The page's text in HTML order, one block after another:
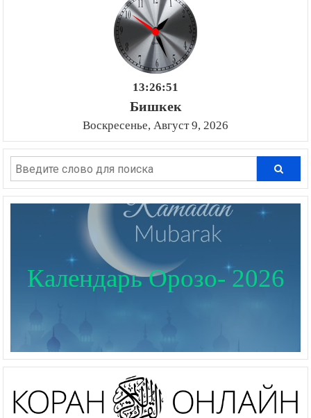
13:26:52
Бишкек
Воскресенье, Август 9, 2026
Календарь Орозо- 2026